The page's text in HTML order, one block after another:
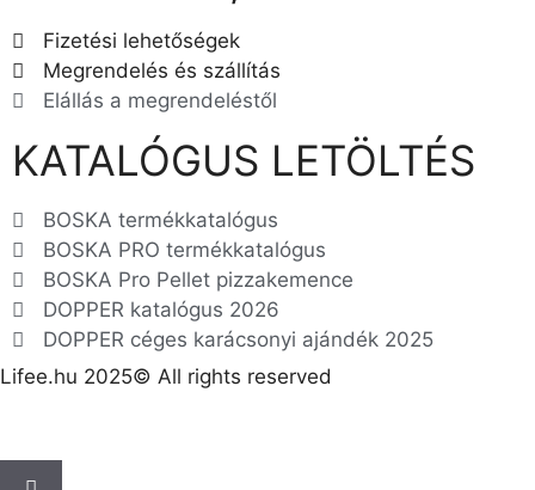
Fizetési lehetőségek
Megrendelés és szállítás
Elállás a megrendeléstől
KATALÓGUS LETÖLTÉS
BOSKA termékkatalógus
BOSKA PRO termékkatalógus
BOSKA Pro Pellet pizzakemence
DOPPER katalógus 2026
DOPPER céges karácsonyi ajándék 2025
Lifee.hu 2025© All rights reserved